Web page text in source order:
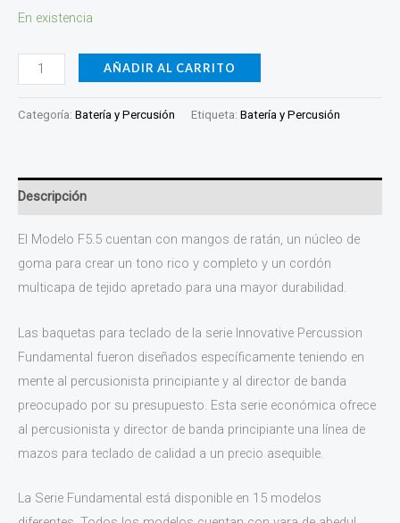
En existencia
AÑADIR AL CARRITO
Categoría: Batería y Percusión Etiqueta: Batería y Percusión
Descripción
El Modelo F5.5 cuentan con mangos de ratán, un núcleo de
goma para crear un tono rico y completo y un cordón
multicapa de tejido apretado para una mayor durabilidad.
Las baquetas para teclado de la serie Innovative Percussion
Fundamental fueron diseñados específicamente teniendo en
mente al percusionista principiante y al director de banda
preocupado por su presupuesto. Esta serie económica ofrece
al percusionista y director de banda principiante una línea de
mazos para teclado de calidad a un precio asequible.
La Serie Fundamental está disponible en 15 modelos